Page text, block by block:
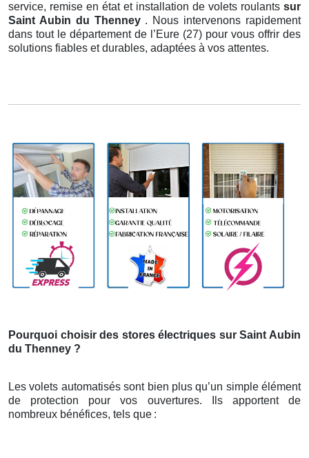
service, remise en état et installation de volets roulants sur
Saint Aubin du Thenney. Nous intervenons rapidement
dans tout le département de l’Eure (27) pour vous offrir des
solutions fiables et durables, adaptées à vos attentes.
Pourquoi choisir des stores électriques sur Saint Aubin
du Thenney ?
Les volets automatisés sont bien plus qu’un simple élément
de protection pour vos ouvertures. Ils apportent de
nombreux bénéfices, tels que :